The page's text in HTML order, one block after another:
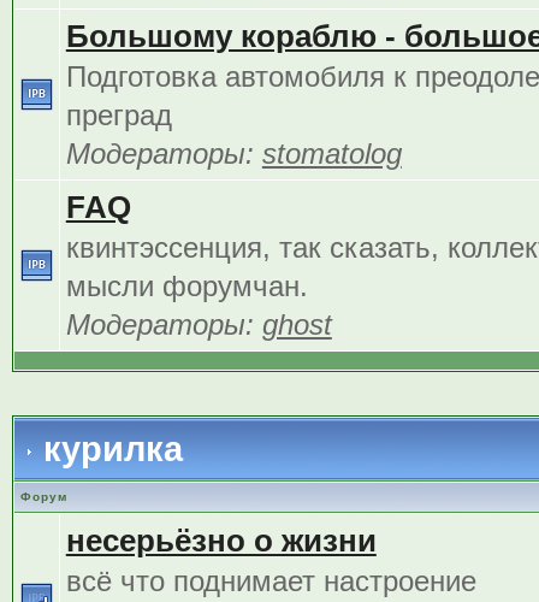
Большому кораблю -
Подготовка автомобиля к
преград
Модераторы: stomatolog
FAQ
квинтэссенция, так сказать,
мысли форумчан.
Модераторы: ghost
курилка
Форум
несерьёзно о жизни
всё что поднимает настроение